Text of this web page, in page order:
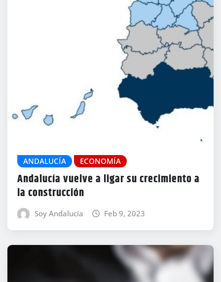
ANDALUCÍA ECONOMÍA
Andalucía vuelve a ligar su crecimiento a
la construcción
Soy Andalucía Feb 9, 2023